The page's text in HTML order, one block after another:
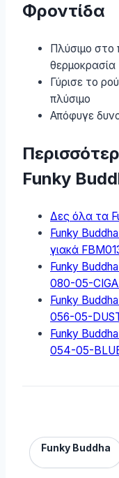
Φροντίδα
Πλύσιμο στο
θερμοκρασία
Γύρισε το
πλύσιμο
Απόφυγε
Funky
Δες όλα τα
Funky
γιακά
Funky
080-05-
Funky
056-05-
Funky
054-05-
Funky Buddha